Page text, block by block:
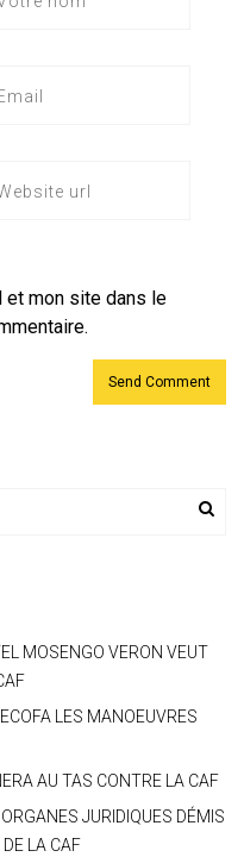
et mon site dans le
MOSENGO VERON VEUT
LES MANOEUVRES
AU TAS CONTRE LA CAF
JURIDIQUES DÉMIS
LA CAF